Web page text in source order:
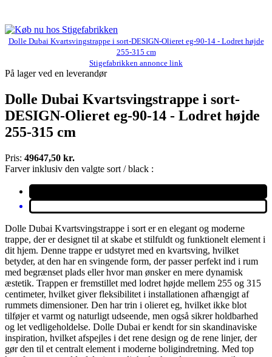
Dolle Dubai Kvartsvingstrappe i sort-DESIGN-Olieret eg-90-14 - Lodret højde
255-315 cm
Stigefabrikken annonce link
På lager ved en leverandør
Dolle Dubai Kvartsvingstrappe i sort-
DESIGN-Olieret eg-90-14 - Lodret højde
255-315 cm
Pris: 49647,50 kr.
Farver inklusiv den valgte sort / black :
Dolle Dubai Kvartsvingstrappe i sort er en elegant og moderne
trappe, der er designet til at skabe et stilfuldt og funktionelt element i
dit hjem. Denne trappe er udstyret med en kvartsving, hvilket
betyder, at den har en svingende form, der passer perfekt ind i rum
med begrænset plads eller hvor man ønsker en mere dynamisk
æstetik. Trappen er fremstillet med lodret højde mellem 255 og 315
centimeter, hvilket giver fleksibilitet i installationen afhængigt af
rummets dimensioner. Den har trin i olieret eg, hvilket ikke blot
tilføjer et varmt og naturligt udseende, men også sikrer holdbarhed
og let vedligeholdelse. Dolle Dubai er kendt for sin skandinaviske
inspiration, hvilket afspejles i det rene design og de rene linjer, der
gør den til et centralt element i moderne boligindretning. Med top